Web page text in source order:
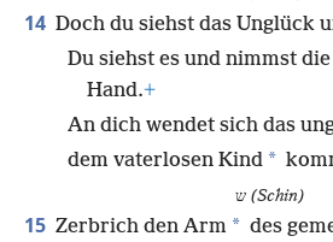
14 Doch du siehst das Unglück
Du siehst es und nimmst
Hand.+
An dich wendet sich das
dem vaterlosen Kind *
(Schin)
15 Zerbrich den Arm * des